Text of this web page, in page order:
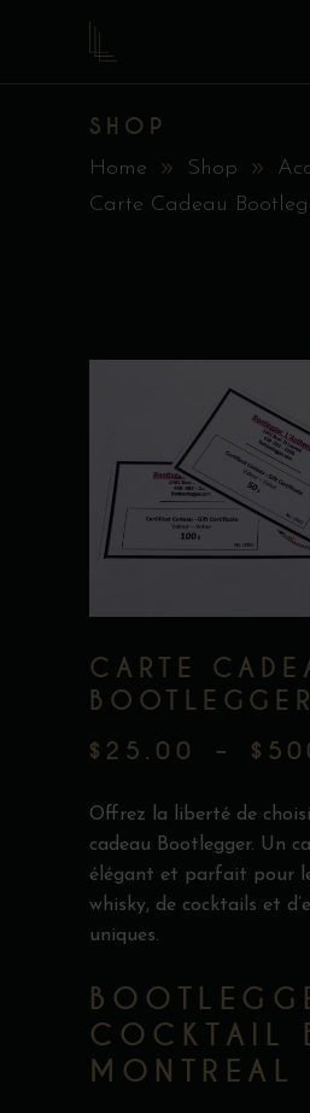
SHOP
Home Shop
Carte Cadeau
CARTE
BOOTLEGGER
$ 25.00 – $
Offrez la liberté de
cadeau Bootlegger. Un
élégant et parfait pour
whisky, de cocktails et
uniques.
COCKTAIL
MONTREAL